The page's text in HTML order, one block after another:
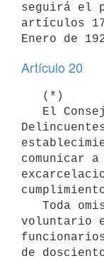
seguirá el
artículos
Enero de
Artículo 20
comunicar
voluntario
de